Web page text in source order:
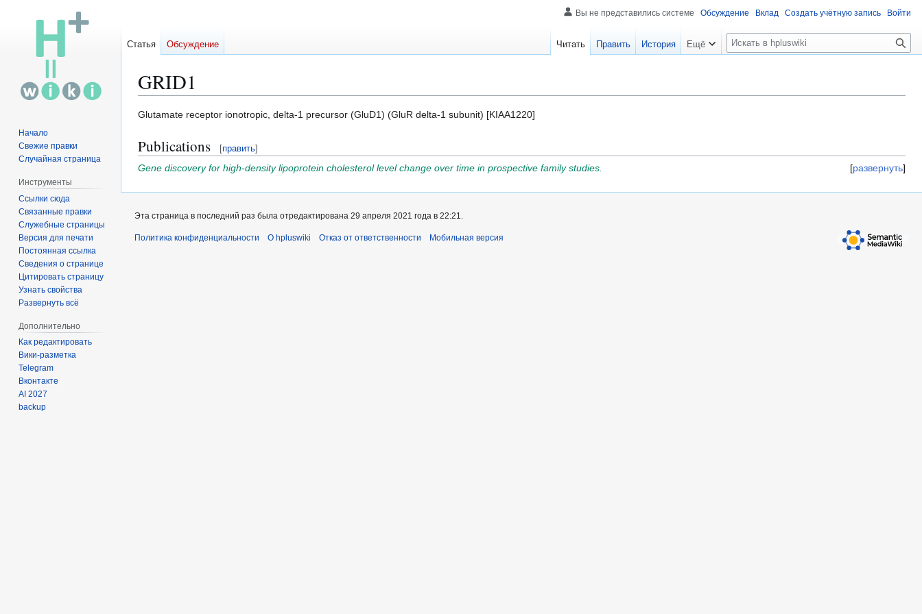
GRID1
Перейти
навигации
Перейти
поиску
Glutamate receptor ionotropic, delta-1 precursor (GluD1) (GluR delta-1 subunit) [KIAA1220]
Publications [править]
развернуть
Gene discovery for high-density lipoprotein cholesterol level change over time in prospective family studies.
Вы не представились системе Обсуждение Вклад Создать учётную запись Войти
Статья Обсуждение Читать Править История Ещё
П
о
к
Начало
Свежие правки
Случайная страница
Инструменты
Ссылки сюда
Связанные правки
Служебные страницы
Версия для печати
Постоянная ссылка
Сведения о странице
Цитировать страницу
Узнать свойства
Развернуть всё
Дополнительно
Как редактировать
Вики-разметка
Telegram
Вконтакте
AI 2027
backup
Эта страница в последний раз была отредактирована 29 апреля 2021 года в 22:21.
Политика конфиденциальности О hpluswiki Отказ от ответственности Мобильная версия